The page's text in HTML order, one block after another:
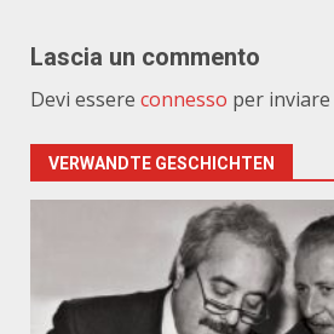
Lascia un commento
Devi essere connesso per
VERWANDTE GESCHICHTEN